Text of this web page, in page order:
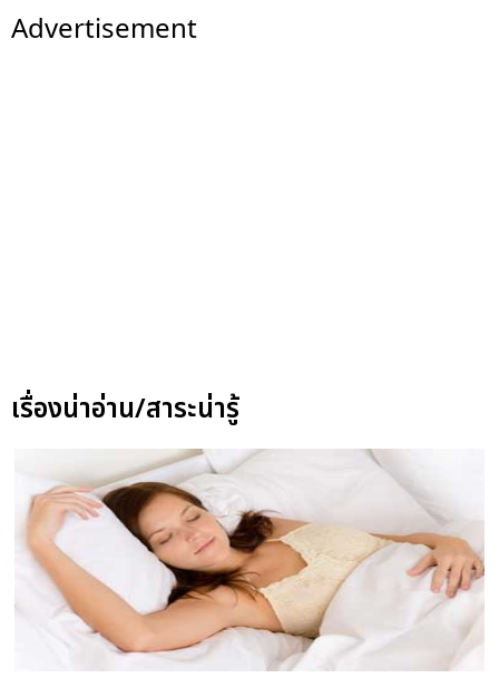
Advertisement
เรื่องน่าอ่าน/สาระน่ารู้